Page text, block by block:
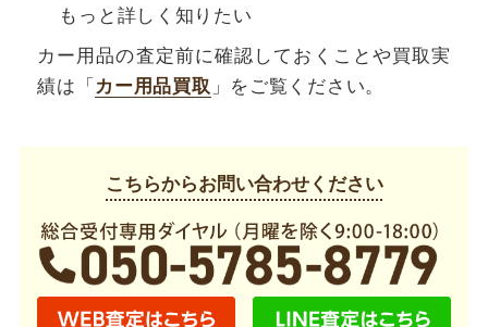
もっと詳しく知りたい
カー用品の査定前に確認しておくことや買取実
績は「 カー用品買取 」をご覧ください。
こちらからお問い合わせください